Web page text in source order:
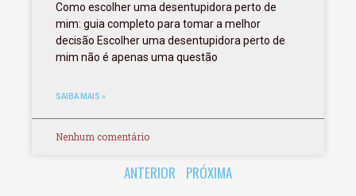
Como escolher uma desentupidora perto de
mim: guia completo para tomar a melhor
decisão Escolher uma desentupidora perto de
mim não é apenas uma questão
SAIBA MAIS »
Nenhum comentário
ANTERIOR PRÓXIMA